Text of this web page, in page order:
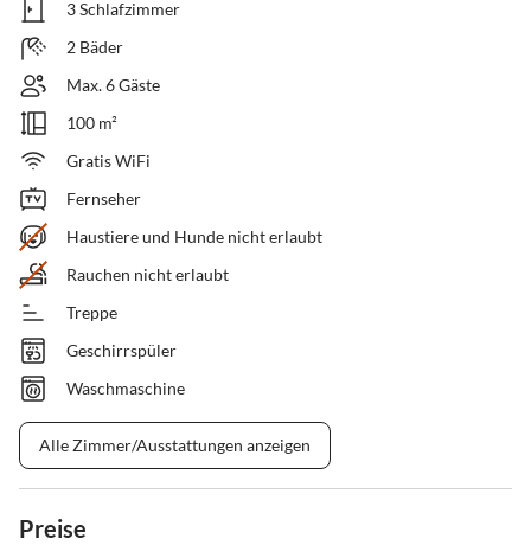
3 Schlafzimmer
2 Bäder
Max. 6 Gäste
100 m²
Gratis WiFi
Fernseher
Haustiere und Hunde nicht erlaubt
Rauchen nicht erlaubt
Treppe
Geschirrspüler
Waschmaschine
Alle Zimmer/Ausstattungen anzeigen
Preise